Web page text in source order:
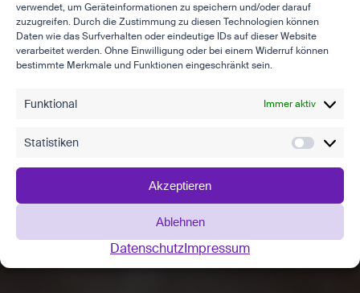
verwendet, um Geräteinformationen zu speichern und/oder darauf
zuzugreifen. Durch die Zustimmung zu diesen Technologien können
Daten wie das Surfverhalten oder eindeutige IDs auf dieser Website
verarbeitet werden. Ohne Einwilligung oder bei einem Widerruf können
bestimmte Merkmale und Funktionen eingeschränkt sein.
Funktional Immer aktiv
Statistiken
Akzeptieren
Ablehnen
DatenschutzImpressum